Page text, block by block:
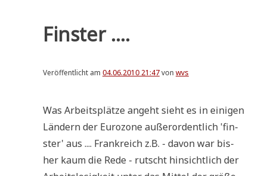
Finster ....
Veröffentlicht am 04.06.2010 21:47von wvs
Was Arbeits­plät­ze angeht sieht es in eini­gen
Län­dern der Euro­zo­ne außer­or­dent­lich 'fin­
ster' aus .... Frank­reich z.B. - davon war bis­
her kaum die Rede - rutscht hin­sicht­lich der